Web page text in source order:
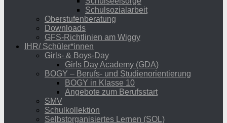
Schulsozialarbeit
Oberstufenberatung
Downloads
GFS-Richtlinien am Wiggy
IHR/ Schüler*innen
Girls- & Boys-Day
Girls Day Academy (GDA)
BOGY – Berufs- und Studienorientierung
BOGY in Klasse 10
Angebote zum Berufsstart
SMV
Schulkollektion
Selbstorganisiertes Lernen (SOL)